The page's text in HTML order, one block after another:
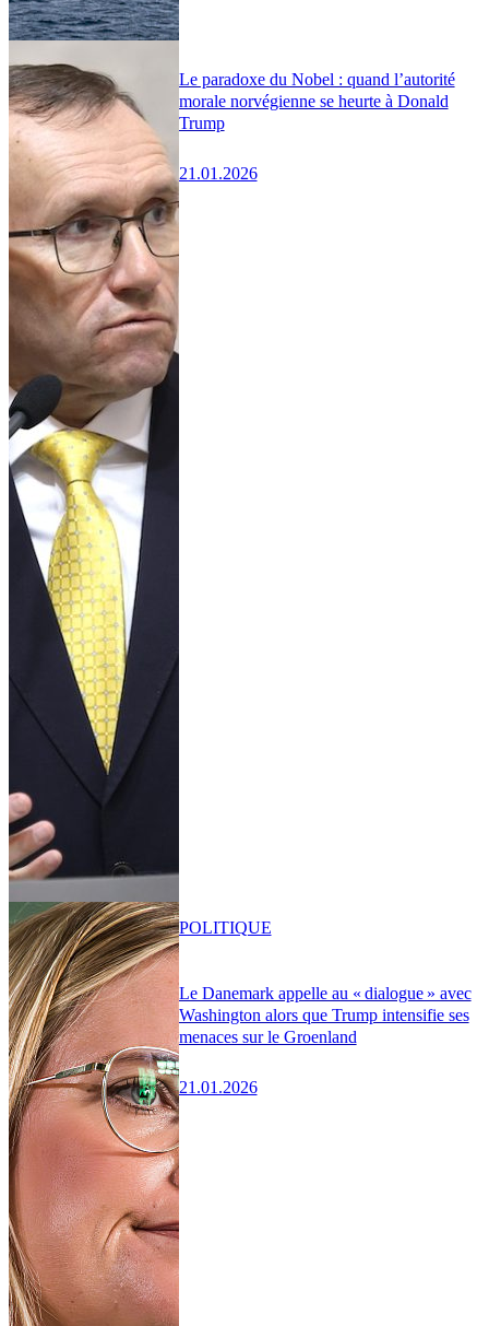
Le paradoxe du Nobel : quand l’autorité
morale norvégienne se heurte à Donald
Trump
21.01.2026
Le Danemark appelle au « dialogue » avec
Washington alors que Trump intensifie ses
menaces sur le Groenland
21.01.2026
POLITIQUE